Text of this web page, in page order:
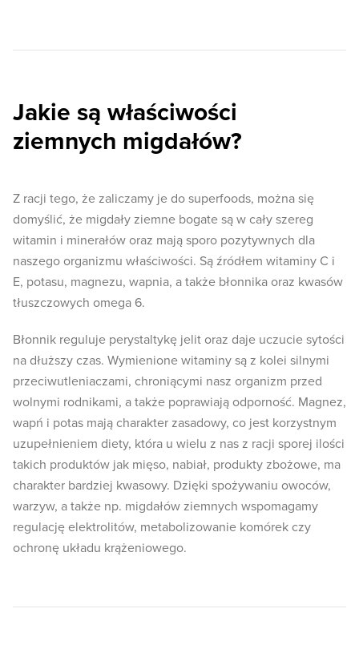
Jakie są właściwości
ziemnych migdałów?
Z racji tego, że zaliczamy je do superfoods, można się
domyślić, że migdały ziemne bogate są w cały szereg
witamin i minerałów oraz mają sporo pozytywnych dla
naszego organizmu właściwości. Są źródłem witaminy C i
E, potasu, magnezu, wapnia, a także błonnika oraz kwasów
tłuszczowych omega 6.
Błonnik reguluje perystaltykę jelit oraz daje uczucie sytości
na dłuższy czas. Wymienione witaminy są z kolei silnymi
przeciwutleniaczami, chroniącymi nasz organizm przed
wolnymi rodnikami, a także poprawiają odporność. Magnez,
wapń i potas mają charakter zasadowy, co jest korzystnym
uzupełnieniem diety, która u wielu z nas z racji sporej ilości
takich produktów jak mięso, nabiał, produkty zbożowe, ma
charakter bardziej kwasowy. Dzięki spożywaniu owoców,
warzyw, a także np. migdałów ziemnych wspomagamy
regulację elektrolitów, metabolizowanie komórek czy
ochronę układu krążeniowego.